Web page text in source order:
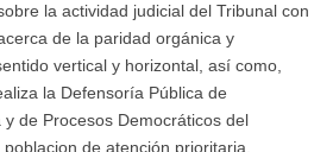
la actividad judicial del Tribunal con
de la paridad orgánica y
vertical y horizontal, así como,
la Defensoría Pública de
de Procesos Democráticos del
de atención prioritaria.